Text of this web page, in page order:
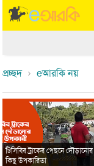
প্রচ্ছদ eআরকি নয়
টিসিবির ট্রাকের পেছনে দৌড়ানোর
কিছু উপকারিতা